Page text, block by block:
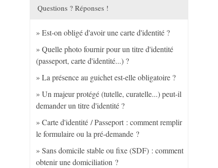
Questions ? Réponses !
Est-on obligé d'avoir une carte d'identité ?
Quelle photo fournir pour un titre d'identité
(passeport, carte d'identité...) ?
La présence au guichet est-elle obligatoire ?
Un majeur protégé (tutelle, curatelle...) peut-il
demander un titre d'identité ?
Carte d'identité / Passeport : comment remplir
le formulaire ou la pré-demande ?
Sans domicile stable ou fixe (SDF) : comment
obtenir une domiciliation ?